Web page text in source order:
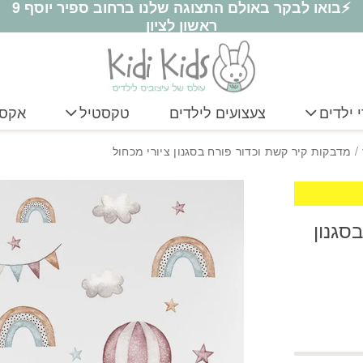
⚡בואו לבקר באולם התצוגה שלנו ברחוב ספיר יוסף 9
ראשון לציון
ילדים צעצועים לילדים טקסטיל
/ מדבקות קיר קשת וכדור פורח בסגנון ציורי מכחול